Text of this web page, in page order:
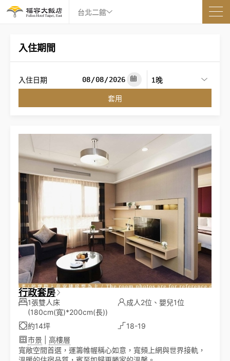
台北二館
入住期間
入住日期
套用
行政套房
1張雙人床
(180cm(寬)*200cm(長))
成人2位、嬰兒1位
約14坪
18-19
市景
高樓層
寬敞空間首選，運籌帷幄稱心如意，寬頻上網與世界接軌，